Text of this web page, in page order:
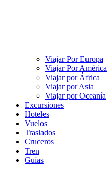
Viajar Por Europa
Viajar Por América
Viajar por África
Viajar por Asia
Viajar por Oceanía
Excursiones
Hoteles
Vuelos
Traslados
Cruceros
Tren
Guías